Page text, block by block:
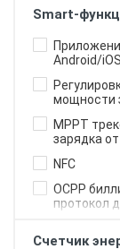
Smart-
Android/iOS
мощности
MPPT
зарядка
NFC
OCPP
протокол
Онлайн-
Счетчик